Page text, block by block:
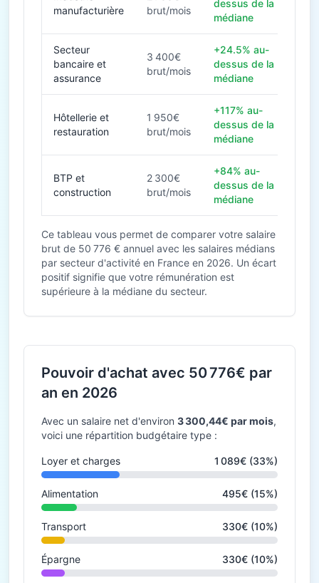
manufacturière
brut/mois
dessus de la
médiane
Secteur
bancaire et
assurance
3 400€
brut/mois
+24.5% au-
dessus de la
médiane
Hôtellerie et
restauration
1 950€
brut/mois
+117% au-
dessus de la
médiane
BTP et
construction
2 300€
brut/mois
+84% au-
dessus de la
médiane
Ce tableau vous permet de comparer votre salaire
brut de 50 776 € annuel avec les salaires médians
par secteur d'activité en France en 2026. Un écart
positif signifie que votre rémunération est
supérieure à la médiane du secteur.
Pouvoir d'achat avec 50 776€ par
an en 2026
Avec un salaire net d'environ 3 300,44€ par mois,
voici une répartition budgétaire type :
Loyer et charges 1 089€ (33%)
Alimentation 495€ (15%)
Transport 330€ (10%)
Épargne 330€ (10%)